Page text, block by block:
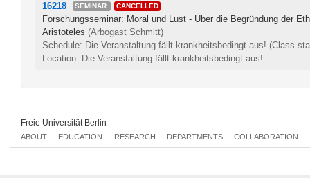
16218 SEMINAR CANCELLED
Forschungsseminar: Moral und Lust - Über die Begründung der
Aristoteles (Arbogast Schmitt)
Schedule: Die Veranstaltung fällt krankheitsbedingt aus! (Class
Location: Die Veranstaltung fällt krankheitsbedingt aus!
Freie Universität Berlin
ABOUT EDUCATION RESEARCH DEPARTMENTS COLLABORATION